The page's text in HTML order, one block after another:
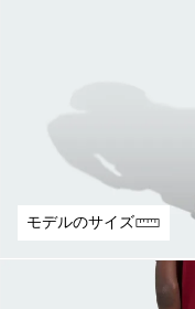
モデルのサイズ